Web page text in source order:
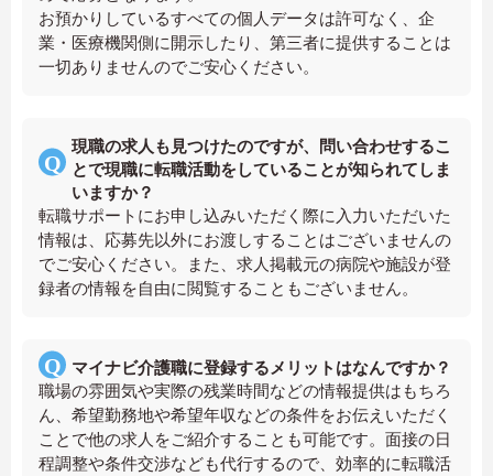
お預かりしているすべての個人データは許可なく、企
業・医療機関側に開示したり、第三者に提供することは
一切ありませんのでご安心ください。
現職の求人も見つけたのですが、問い合わせするこ
とで現職に転職活動をしていることが知られてしま
いますか？
転職サポートにお申し込みいただく際に入力いただいた
情報は、応募先以外にお渡しすることはございませんの
でご安心ください。また、求人掲載元の病院や施設が登
録者の情報を自由に閲覧することもございません。
マイナビ介護職に登録するメリットはなんですか？
職場の雰囲気や実際の残業時間などの情報提供はもちろ
ん、希望勤務地や希望年収などの条件をお伝えいただく
ことで他の求人をご紹介することも可能です。面接の日
程調整や条件交渉なども代行するので、効率的に転職活